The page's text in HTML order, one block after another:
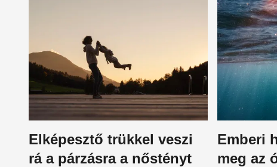
Elképesztő trükkel veszi
rá a párzásra a nőstényt
Emberi
meg az